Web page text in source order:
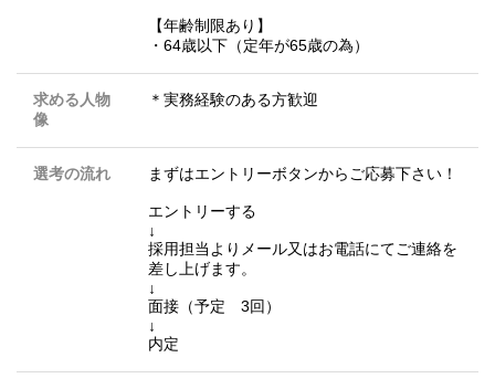
【年齢制限あり】
・64歳以下（定年が65歳の為）
求める人物
像
＊実務経験のある方歓迎
選考の流れ まずはエントリーボタンからご応募下さい！
エントリーする
↓
採用担当よりメール又はお電話にてご連絡を
差し上げます。
↓
面接（予定 3回）
↓
内定